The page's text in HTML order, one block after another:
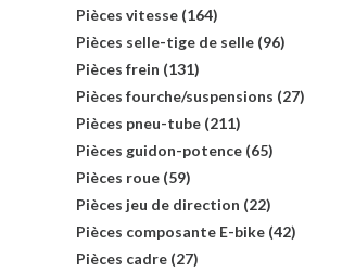
Pièces vitesse (164)
Pièces selle-tige de selle (96)
Pièces frein (131)
Pièces fourche/suspensions (27)
Pièces pneu-tube (211)
Pièces guidon-potence (65)
Pièces roue (59)
Pièces jeu de direction (22)
Pièces composante E-bike (42)
Pièces cadre (27)